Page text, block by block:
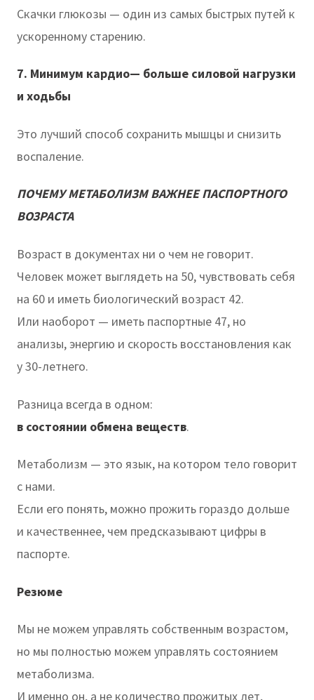
Скачки глюкозы — один из самых быстрых путей к
ускоренному старению.
7. Минимум кардио— больше силовой нагрузки
и ходьбы
Это лучший способ сохранить мышцы и снизить
воспаление.
ПОЧЕМУ МЕТАБОЛИЗМ ВАЖНЕЕ ПАСПОРТНОГО
ВОЗРАСТА
Возраст в документах ни о чем не говорит.
Человек может выглядеть на 50, чувствовать себя
на 60 и иметь биологический возраст 42.
Или наоборот — иметь паспортные 47, но
анализы, энергию и скорость восстановления как
у 30-летнего.
Разница всегда в одном:
в состоянии обмена веществ.
Метаболизм — это язык, на котором тело говорит
с нами.
Если его понять, можно прожить гораздо дольше
и качественнее, чем предсказывают цифры в
паспорте.
Резюме
Мы не можем управлять собственным возрастом,
но мы полностью можем управлять состоянием
метаболизма.
И именно он, а не количество прожитых лет,